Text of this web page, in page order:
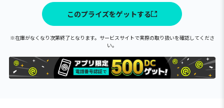
このプライズをゲットする
※在庫がなくなり次第終了となります。サービスサイトで実際の取り扱いを確認してくださ
い。